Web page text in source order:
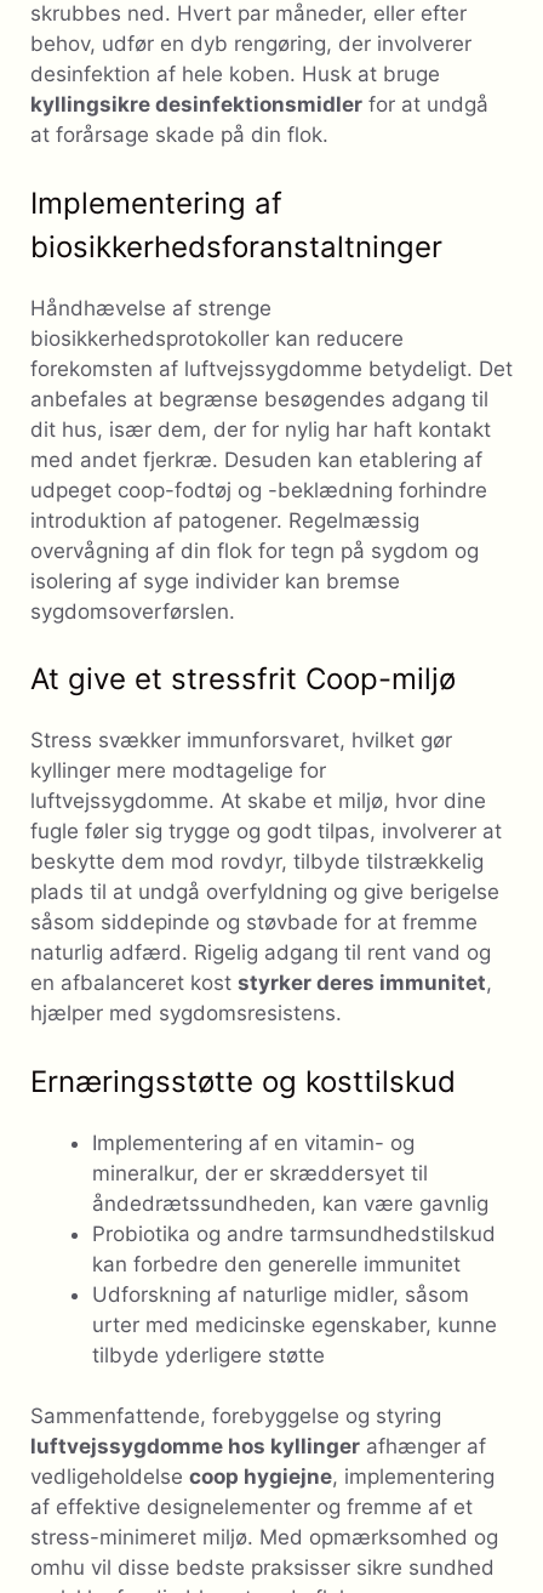
skrubbes ned. Hvert par måneder, eller efter
behov, udfør en dyb rengøring, der involverer
desinfektion af hele koben. Husk at bruge
kyllingsikre desinfektionsmidler for at undgå
at forårsage skade på din flok.
Implementering af
biosikkerhedsforanstaltninger
Håndhævelse af strenge
biosikkerhedsprotokoller kan reducere
forekomsten af ​​luftvejssygdomme betydeligt. Det
anbefales at begrænse besøgendes adgang til
dit hus, især dem, der for nylig har haft kontakt
med andet fjerkræ. Desuden kan etablering af
udpeget coop-fodtøj og -beklædning forhindre
introduktion af patogener. Regelmæssig
overvågning af din flok for tegn på sygdom og
isolering af syge individer kan bremse
sygdomsoverførslen.
At give et stressfrit Coop-miljø
Stress svækker immunforsvaret, hvilket gør
kyllinger mere modtagelige for
luftvejssygdomme. At skabe et miljø, hvor dine
fugle føler sig trygge og godt tilpas, involverer at
beskytte dem mod rovdyr, tilbyde tilstrækkelig
plads til at undgå overfyldning og give berigelse
såsom siddepinde og støvbade for at fremme
naturlig adfærd. Rigelig adgang til rent vand og
en afbalanceret kost styrker deres immunitet,
hjælper med sygdomsresistens.
Ernæringsstøtte og kosttilskud
Implementering af en vitamin- og
mineralkur, der er skræddersyet til
åndedrætssundheden, kan være gavnlig
Probiotika og andre tarmsundhedstilskud
kan forbedre den generelle immunitet
Udforskning af naturlige midler, såsom
urter med medicinske egenskaber, kunne
tilbyde yderligere støtte
Sammenfattende, forebyggelse og styring
luftvejssygdomme hos kyllinger afhænger af
vedligeholdelse coop hygiejne, implementering
af effektive designelementer og fremme af et
stress-minimeret miljø. Med opmærksomhed og
omhu vil disse bedste praksisser sikre sundhed